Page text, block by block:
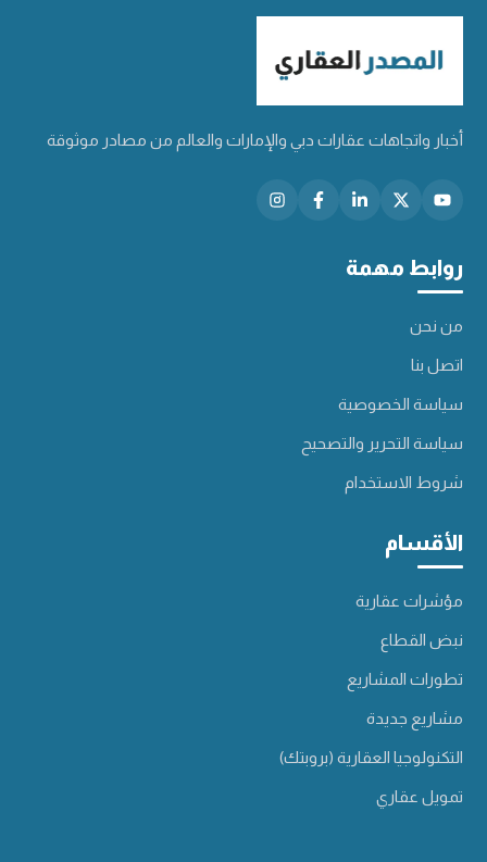
أخبار واتجاهات عقارات دبي والإمارات والعالم من مصادر موثوقة
روابط مهمة
من نحن
اتصل بنا
سياسة الخصوصية
سياسة التحرير والتصحيح
شروط الاستخدام
الأقسام
مؤشرات عقارية
نبض القطاع
تطورات المشاريع
مشاريع جديدة
التكنولوجيا العقارية (بروبتك)
تمويل عقاري